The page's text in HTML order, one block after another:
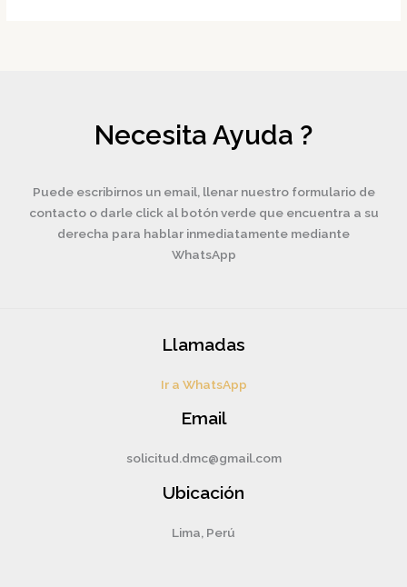
Necesita Ayuda ?
Puede escribirnos un email, llenar nuestro formulario de
contacto o darle click al botón verde que encuentra a su
derecha para hablar inmediatamente mediante
WhatsApp
Llamadas
Ir a WhatsApp
Email
solicitud.dmc@gmail.com
Ubicación
Lima, Perú